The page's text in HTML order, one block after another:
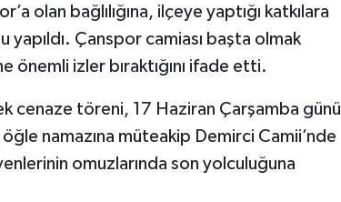
olan bağlılığına, ilçeye yaptığı katkılara
yapıldı. Çanspor camiası başta olmak
önemli izler bıraktığını ifade etti.
cenaze töreni, 17 Haziran Çarşamba günü
namazına müteakip Demirci Camii’nde
omuzlarında son yolculuğuna